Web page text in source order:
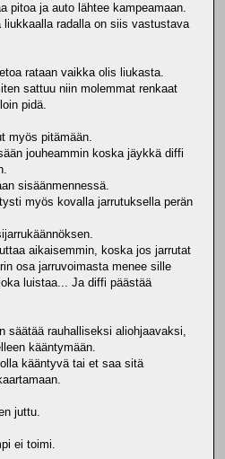
pitoa ja auto lähtee kampeamaan.
radalla on siis vastustava
rataan vaikka olis liukasta.
sattuu niin molemmat renkaat
pidä.
myös pitämään.
jouheammin koska jäykkä diffi
sisäänmennessä.
myös kovalla jarrutuksella perän
aikaisemmin, koska jos jarrutat
osa jarruvoimasta menee sille
luistaa... Ja diffi päästää
säätää rauhalliseksi aliohjaavaksi,
kääntymään.
kääntyvä tai et saa sitä
juttu.
ei toimi.